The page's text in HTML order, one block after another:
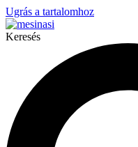
Ugrás a tartalomhoz
Keresés